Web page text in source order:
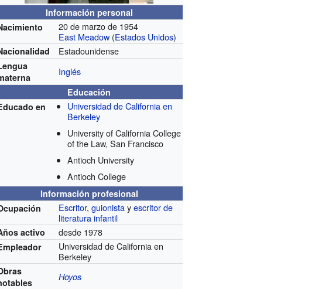
Información personal
20 de marzo de 1954
East Meadow (Estados Unidos)
Estadounidense
Inglés
Educación
en
Universidad de California en
Berkeley
University of California College
of the Law, San Francisco
Antioch University
Antioch College
Información profesional
Escritor,guionistayescritor de
literatura infantil
activo desde 1978
Universidad de California en
Berkeley
Hoyos